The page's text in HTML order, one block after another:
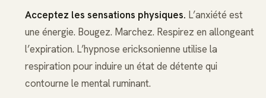
Acceptez les sensations physiques. L’anxiété est
une énergie. Bougez. Marchez. Respirez en allongeant
l’expiration. L’hypnose ericksonienne utilise la
respiration pour induire un état de détente qui
contourne le mental ruminant.